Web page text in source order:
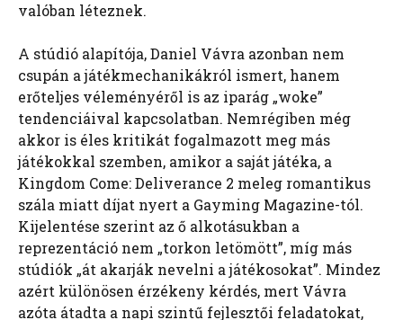
valóban léteznek.
A stúdió alapítója, Daniel Vávra azonban nem
csupán a játékmechanikákról ismert, hanem
erőteljes véleményéről is az iparág „woke”
tendenciáival kapcsolatban. Nemrégiben még
akkor is éles kritikát fogalmazott meg más
játékokkal szemben, amikor a saját játéka, a
Kingdom Come: Deliverance 2 meleg romantikus
szála miatt díjat nyert a Gayming Magazine-tól.
Kijelentése szerint az ő alkotásukban a
reprezentáció nem „torkon letömött”, míg más
stúdiók „át akarják nevelni a játékosokat”. Mindez
azért különösen érzékeny kérdés, mert Vávra
azóta átadta a napi szintű fejlesztői feladatokat,